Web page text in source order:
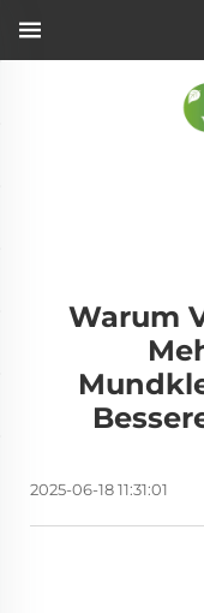
Warum
2025-06-18 11:31:01